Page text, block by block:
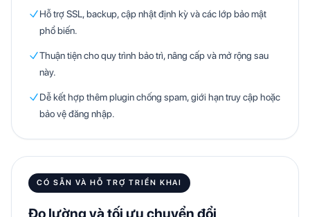
Hỗ trợ SSL, backup, cập nhật định kỳ và các lớp bảo mật
phổ biến.
Thuận tiện cho quy trình bảo trì, nâng cấp và mở rộng sau
này.
Dễ kết hợp thêm plugin chống spam, giới hạn truy cập hoặc
bảo vệ đăng nhập.
CÓ SẴN VÀ HỖ TRỢ TRIỂN KHAI
Đo lường và tối ưu chuyển đổi